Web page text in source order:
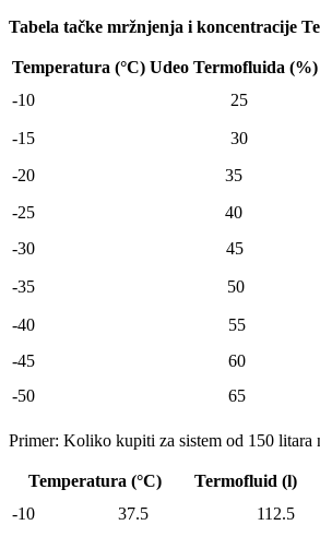
Tabela tačke mržnjenja i koncentracije
Temperatura (°C) Udeo Termofluida (%)
-10
25
-15 30
-20
35
-25
40
-30
45
-35 50
-40 55
-45
60
-50
65
Primer: Koliko kupiti za sistem od 150 litara
Temperatura (°C) Termofluid (l)
-10
37.5 112.5